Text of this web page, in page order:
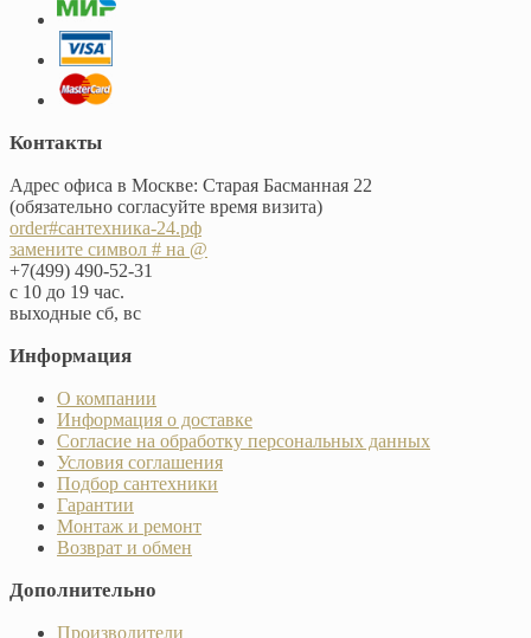
Контакты
Адрес офиса в Москве: Старая Басманная 22
(обязательно согласуйте время визита)
order#сантехника-24.рф
замените символ # на @
+7(499) 490-52-31
с 10 до 19 час.
выходные сб, вс
Информация
О компании
Информация о доставке
Согласие на обработку персональных данных
Условия соглашения
Подбор сантехники
Гарантии
Монтаж и ремонт
Возврат и обмен
Дополнительно
Производители